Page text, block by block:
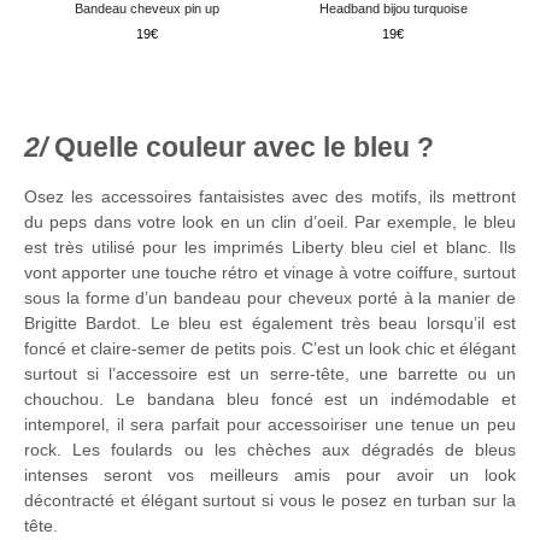
Bandeau cheveux pin up
19
Headband bijou turquoise
19
Quelle couleur avec le bleu ?
Osez les accessoires fantaisistes avec des motifs, ils mettront
du peps dans votre look en un clin d’oeil. Par exemple, le bleu
est très utilisé pour les imprimés Liberty bleu ciel et blanc. Ils
vont apporter une touche rétro et vinage à votre coiffure, surtout
sous la forme d’un bandeau pour cheveux porté à la manier de
Brigitte Bardot. Le bleu est également très beau lorsqu’il est
foncé et claire-semer de petits pois. C’est un look chic et élégant
surtout si l’accessoire est un serre-tête, une barrette ou un
chouchou. Le bandana bleu foncé est un indémodable et
intemporel, il sera parfait pour accessoiriser une tenue un peu
rock. Les foulards ou les chèches aux dégradés de bleus
intenses seront vos meilleurs amis pour avoir un look
décontracté et élégant surtout si vous le posez en turban sur la
tête.